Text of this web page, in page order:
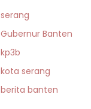
serang
Gubernur Banten
kp3b
kota serang
berita banten